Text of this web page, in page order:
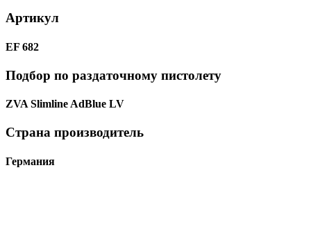
Артикул
EF 682
Подбор по раздаточному пистолету
ZVA Slimline AdBlue LV
Страна производитель
Германия